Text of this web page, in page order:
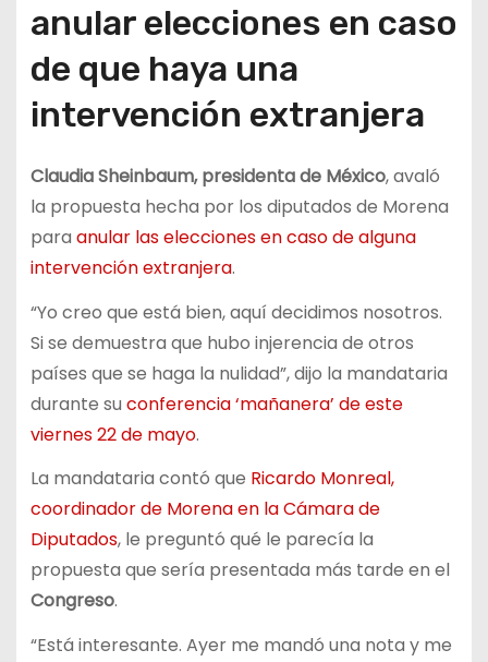
anular elecciones en caso
de que haya una
intervención extranjera
Claudia Sheinbaum, presidenta de México, avaló
la propuesta hecha por los diputados de Morena
para anular las elecciones en caso de alguna
intervención extranjera.
“Yo creo que está bien, aquí decidimos nosotros.
Si se demuestra que hubo injerencia de otros
países que se haga la nulidad”, dijo la mandataria
durante su conferencia ‘mañanera’ de este
viernes 22 de mayo.
La mandataria contó que Ricardo Monreal,
coordinador de Morena en la Cámara de
Diputados, le preguntó qué le parecía la
propuesta que sería presentada más tarde en el
Congreso.
“Está interesante. Ayer me mandó una nota y me